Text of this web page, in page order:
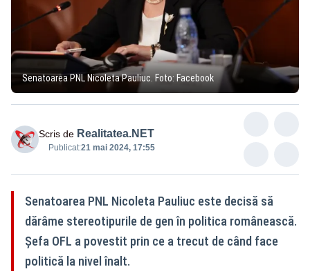
Senatoarea PNL Nicoleta Pauliuc. Foto: Facebook
Scris de Realitatea.NET
Publicat:21 mai 2024, 17:55
Senatoarea PNL Nicoleta Pauliuc este decisă să
dărâme stereotipurile de gen în politica românească.
Șefa OFL a povestit prin ce a trecut de când face
politică la nivel înalt.